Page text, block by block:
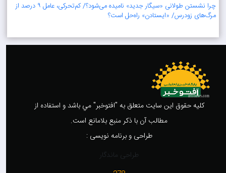
چرا نشستن طولانی «سیگار جدید» نامیده می‌شود؟/ کم‌تحرکی، عامل ۹ درصد از
مرگ‌های زودرس/ «ایستادن» راه‌حل‌ است؟
کليه حقوق اين سايت متعلق به "افتوخبر" مي باشد و استفاده از
مطالب آن با ذکر منبع بلامانع است.
طراحی و برنامه نویسی :
طراحی ماندگار